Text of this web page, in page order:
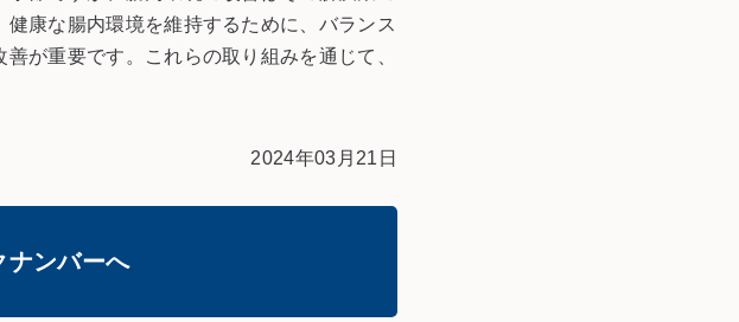
康な腸内環境を維持するために、バランス
が重要です。これらの取り組みを通じて、
2024年03月21日
ナンバーへ